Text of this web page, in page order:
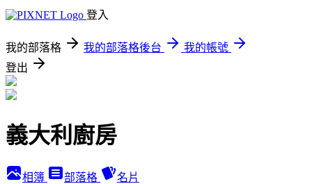
登入
我的部落格 我的部落格後台
我的帳號
登出
義大利廚房
相簿 部落格 名片